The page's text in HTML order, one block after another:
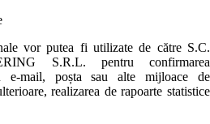
vor putea fi utilizate de către S.C.
S.R.L. pentru confirmarea
e-mail, poșta sau alte mijloace de
realizarea de rapoarte statistice